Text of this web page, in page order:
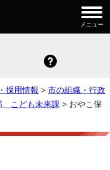
メニュー
採用情報 > 市の組織・行政
こども未来課 > おやこ保